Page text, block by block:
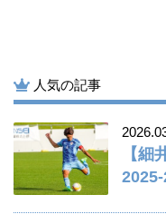
人気の記事
【細